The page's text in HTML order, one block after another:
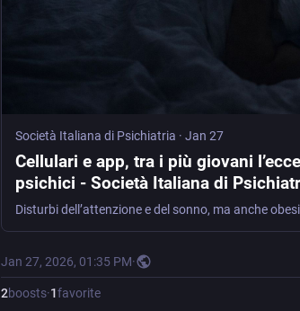
Società Italiana di Psichiatria · Jan 27
Cellulari e app, tra i più giovani
psichici - Società Italiana di
Jan 27, 2026, 01:35 PM·
2boosts·1favorite